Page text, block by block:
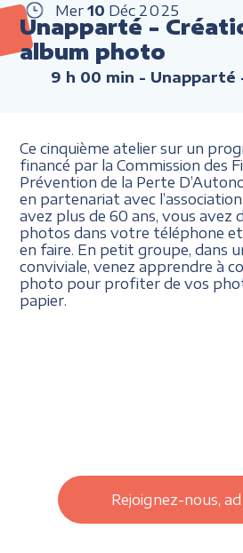
Mer 10 Déc 2025
Unapparté -
album photo
9 h 00 min - Unapparté
Ce cinquième atelier sur un
financé par la Commission des
Prévention de la Perte
en partenariat avec l’association
avez plus de 60 ans, vous avez
photos dans votre téléphone et
en faire. En petit groupe, dans
conviviale, venez apprendre à
photo pour profiter de vos
papier.
Rejoignez-nous,